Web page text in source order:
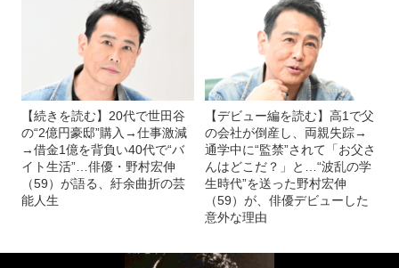
【続きを読む】20代で世田谷
の“2億円豪邸”購入→仕事激減
→借金1億を背負い40代で“バ
イト生活”…俳優・野村宏伸
（59）が語る、紆余曲折の芸
能人生
【デビュー編を読む】高1で父
の会社が倒産し、両親失踪→
通学中に“監禁”されて「お父さ
んはどこだ？」と…“波乱の学
生時代”を送った野村宏伸
（59）が、俳優デビューした
意外な理由